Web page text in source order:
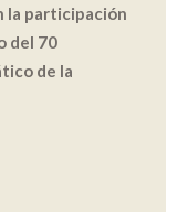
la participación
del 70
de la